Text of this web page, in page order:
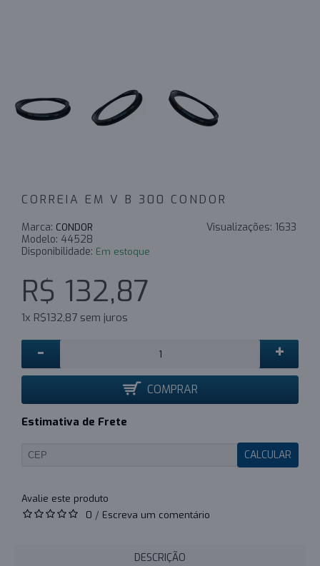
CORREIA EM V B 300 CONDOR
Visualizações: 1633
Marca: CONDOR
Modelo: 44528
Disponibilidade: Em estoque
R$ 132,87
1x R$132,87 sem juros
- +
COMPRAR
Estimativa de Frete
CALCULAR
0 / Escreva um comentário
DESCRIÇÃO